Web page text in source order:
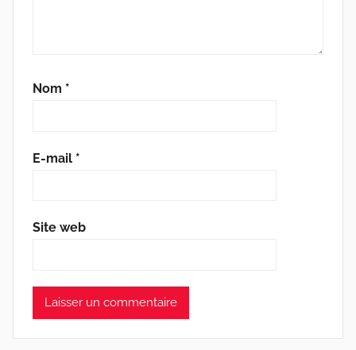
Nom *
E-mail *
Site web